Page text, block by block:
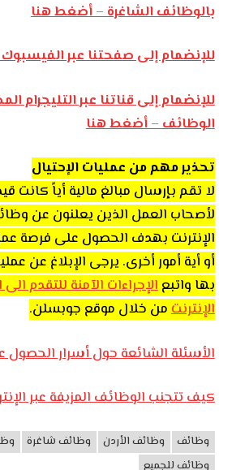
بالوظائف الشاغرة – أضغط هنا
للإنضمام إلى صفحتنا عبر
للإنضمام إلى قناتنا عبر التليجرام
الوظائف – أضغط هنا
تحذير مهم من عمليات الإحتيال
لا تقم بإرسال مبالغ مالية أياً كانت
لأصحاب العمل الذين يعلنون عن
الإنترنت بهدف الحصول على فرصة
أو أية أمور أخرى. يرجى الإبلاغ عن
بها واتبعالإجراءات الآمنة للتقدم
الإنترنتمن خلال موقع جوبسلن.
الأسئلة الشائعة حول أسرار
كيف تتجنب الوظائف المزيفة عبر
وظائف
الأردن
وظائف وظائف الأردن وظائف شاغرة
وظائف للجميع